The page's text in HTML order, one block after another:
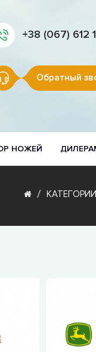
+38 (067) 612
Обратный
НОЖЕЙ
КАТЕГОРИИ